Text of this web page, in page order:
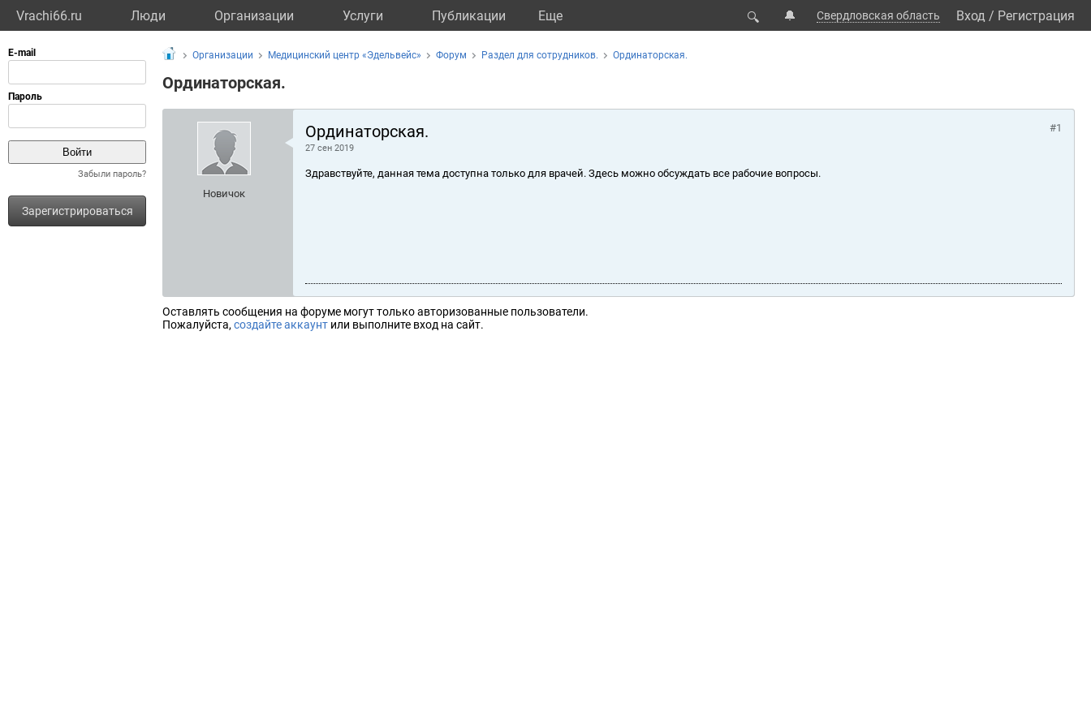
Vrachi66.ru Люди Организации Услуги Публикации Eще 🔍 🔔 Свердловская область Вход / Регистрация
Забыли пароль?
Зарегистрироваться
Организации Медицинский центр «Эдельвейс» Форум Раздел для сотрудников. Ординаторская.
Ординаторская.
Новичок
Ординаторская.
27 сен 2019
#1
Здравствуйте, данная тема доступна только для врачей. Здесь можно обсуждать все рабочие вопросы.
Оставлять сообщения на форуме могут только авторизованные пользователи.
Пожалуйста, создайте аккаунт или выполните вход на сайт.